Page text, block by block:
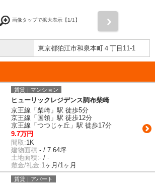
画像タップで拡大表示【1/1】
東京都狛江市和泉本町４丁目11-1
賃貸｜マンション
ヒューリックレジデンス調布柴崎
京王線「柴崎」駅 徒歩5分
京王線「国領」駅 徒歩12分
京王線「つつじヶ丘」駅 徒歩17分
9.7万円
間取:1K
建物面積:- / 7.64坪
土地面積:- / -
敷金/礼金:1ヶ月/1ヶ月
賃貸｜アパート